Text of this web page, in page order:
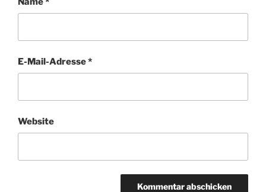
E-Mail-Adresse*
Website